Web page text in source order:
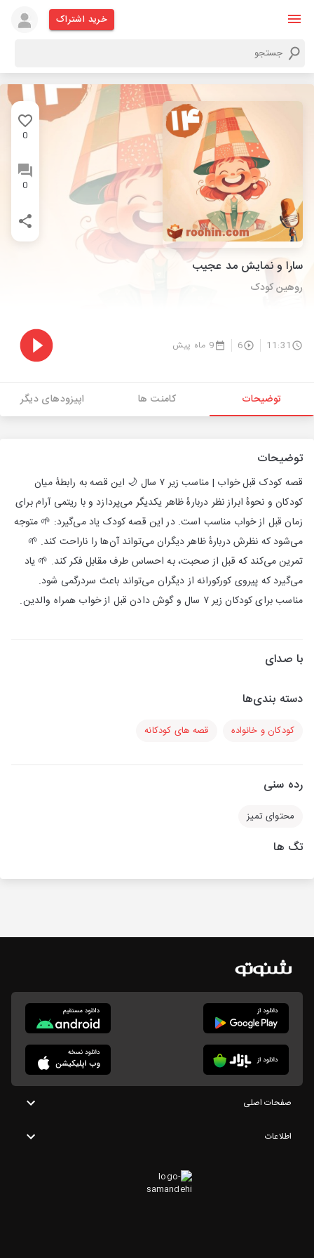
خرید اشتراک
0
0
سارا و نمایش مد عجیب
روهین کودک
11:31
6 9 ماه پیش
توضیحات کامنت ها اپیزودهای دیگر
توضیحات
قصه کودک قبل خواب | مناسب زیر ۷ سال 🌙 این قصه به رابطهٔ میان
کودکان و نحوهٔ ابراز نظر دربارهٔ ظاهر یکدیگر می‌پردازد و با ریتمی آرام برای
زمان قبل از خواب مناسب است. در این قصه کودک یاد می‌گیرد: 🌱 متوجه
می‌شود که نظرش دربارهٔ ظاهر دیگران می‌تواند آن‌ها را ناراحت کند. 🌱
تمرین می‌کند که قبل از صحبت، به احساس طرف مقابل فکر کند. 🌱 یاد
می‌گیرد که پیروی کورکورانه از دیگران می‌تواند باعث سردرگمی شود.
مناسب برای کودکان زیر ۷ سال و گوش دادن قبل از خواب همراه والدین.
با صدای
دسته بندی‌ها
کودکان و خانواده قصه های کودکانه
رده سنی
محتوای تمیز
تگ ها
صفحات اصلی
اطلاعات